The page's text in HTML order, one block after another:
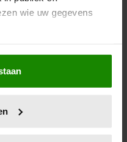
wie uw gegevens
graag:
uw geografische
nauwkeurig kan zijn
(fingerprinting)